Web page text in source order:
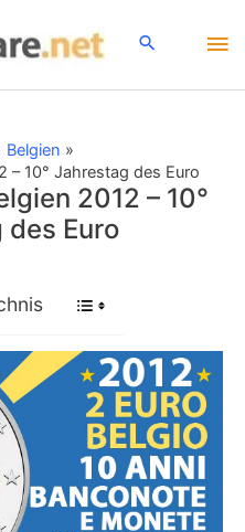
Belgien
– 10° Jahrestag des Euro
2012 – 10°
Euro